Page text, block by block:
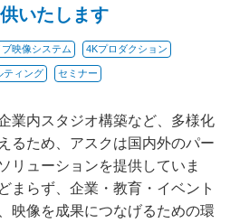
いたします
ブ映像システム 4Kプロダクション
ティング セミナー
業内スタジオ構築など、多様化
るため、アスクは国内外のパー
リューションを提供していま
まらず、企業・教育・イベント
映像を成果につなげるための環